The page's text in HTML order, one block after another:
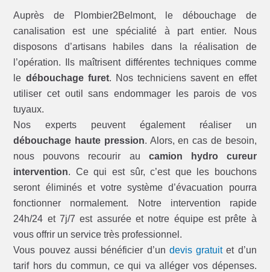
Auprès de Plombier2Belmont, le débouchage de
canalisation est une spécialité à part entier. Nous
disposons d’artisans habiles dans la réalisation de
l’opération. Ils maîtrisent différentes techniques comme
le débouchage furet. Nos techniciens savent en effet
utiliser cet outil sans endommager les parois de vos
tuyaux.
Nos experts peuvent également réaliser un
débouchage haute pression. Alors, en cas de besoin,
nous pouvons recourir au camion hydro cureur
intervention. Ce qui est sûr, c’est que les bouchons
seront éliminés et votre système d’évacuation pourra
fonctionner normalement. Notre intervention rapide
24h/24 et 7j/7 est assurée et notre équipe est prête à
vous offrir un service très professionnel.
Vous pouvez aussi bénéficier d’un devis gratuitet d’un
tarif hors du commun, ce qui va alléger vos dépenses.